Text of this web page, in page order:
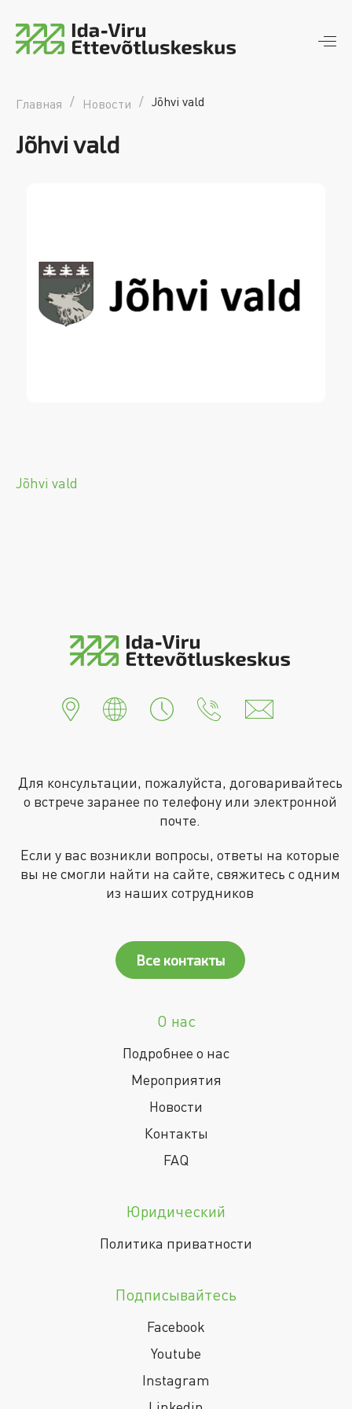
Главная / Новости / Jõhvi vald
Jõhvi vald
Jõhvi vald
Для консультации, пожалуйста, договаривайтесь
о встрече заранее по телефону или электронной
почте.
Если у вас возникли вопросы, ответы на которые
вы не смогли найти на сайте, свяжитесь с одним
из наших сотрудников
Все контакты
О нас
Подробнее о нас
Мероприятия
Новости
Контакты
FAQ
Юридический
Политика приватности
Подписывайтесь
Facebook
Youtube
Instagram